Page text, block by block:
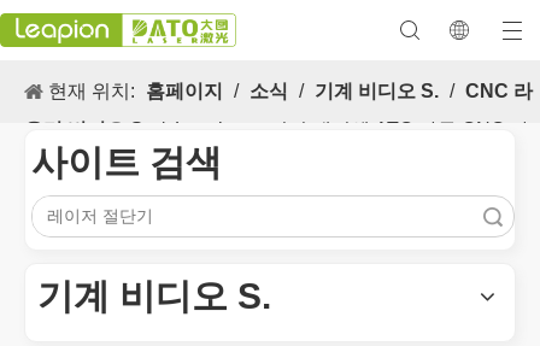
현재 위치: 홈페이지 / 소식 / 기계 비디오 S. / CNC 라
우터 비디오 S.
/ Leapion 로터리 캐러셀 ATC 나무 CNC 라
우터 비디오
사이트 검색
기계 비디오 S.
다목적 적용 s 및 레이저 마킹 머신의 뛰어난 기능